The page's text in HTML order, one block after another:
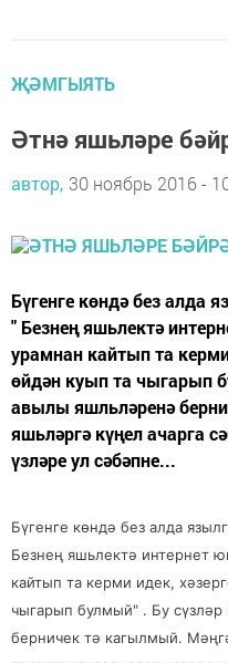
ҖӘМГЫЯТЬ
Әтнә яшьләре
автор, 30 ноябрь 2016 -
Бүгенге көндә без алда
" Безнең яшьлектә
урамнан кайтып та
өйдән куып та чыгарып
авылы яшльләренә
яшьләргә күңел ачарга
үзләре ул сәбәпне...
Бүгенге көндә без алда
Безнең яшьлектә интернет
кайтып та керми идек,
чыгарып булмый" . Бу
берничек тә кагылмый.